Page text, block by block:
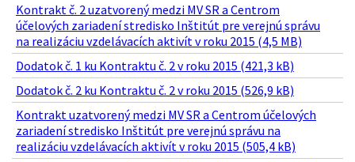
Kontrakt č. 2 uzatvorený medzi MV SR a Centrom
účelových zariadení stredisko Inštitút pre verejnú správu
na realizáciu vzdelávacích aktivít v roku 2015 (4,5 MB)
Dodatok č. 1 ku Kontraktu č. 2 v roku 2015 (421,3 kB)
Dodatok č. 2 ku Kontraktu č. 2 v roku 2015 (526,9 kB)
Kontrakt uzatvorený medzi MV SR a Centrom účelových
zariadení stredisko Inštitút pre verejnú správu na
realizáciu vzdelávacích aktivít v roku 2015 (505,4 kB)